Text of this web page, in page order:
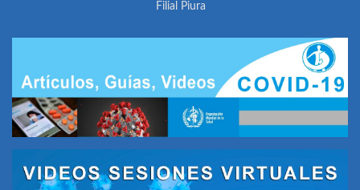
Filial Piura